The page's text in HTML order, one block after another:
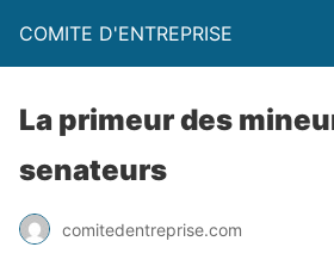
COMITE D'ENTREPRISE
La primeur des
senateurs
comitedentreprise.com